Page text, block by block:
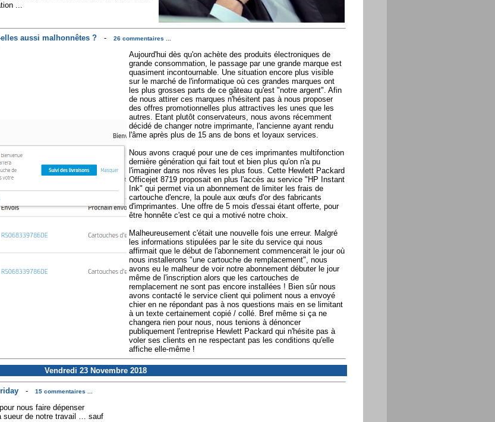
...
aussi malhonnêtes ?-
26 commentaires ...
Aujourd'hui dès qu'on achète des produits électroniques de
grande consommation, le passage par une grande marque est
quasiment incontournable. Une situation encore plus visible
sur le marché de l'informatique où ces grandes marques ont
les plus grosses parts de ce gâteau qu'est "notre argent". Afin
de nous attirer ces marques n'hésitent pas à nous proposer
des offres promotionnelles plus attractives les unes que les
autres. Etant plutôt conservateurs, nous avons récemment
décidé de changer notre imprimante, l'ancienne ayant rendu
l'âme après plus de 15 ans de bons et loyaux services.
Nous avons craqué pour une de ces imprimantes multifonction
dernière génération qui fait tout et bien plus qu'on n'a pu
l'imaginer dans nos rêves les plus fous. Cette Hewlett Packard
Officejet 8719 proposait en plus l'accès au service "HP Instant
Ink" qui permet via un abonnement de limiter les frais de
cartouche d'encre, la poule aux œufs d'or des fabricants
d'imprimantes. Une offre de 5 mois d'essai étant offerte, pour
être honnête c'est ce qui a motivé notre choix.
Malheureusement c'était une nouvelle fois une erreur. Malgré
les informations stipulées par le site du service qui nous
affirmait que le début de l'abonnement commencerait le jour où
nous installerons "une cartouche de remplacement", nous
avons eu le malheur de voir notre abonnement débuter le jour
même de l'inscription alors que les cartouches de
remplacement ne sont pas encore installées ! Bien sûr nous
avons contacté le service client qui poliment nous a envoyé
chier en ne répondant pas à nos questions mais en se limitant
à un texte certainement copié / collé. Bref même si ça ne
changera rien pour nous, nous tenions à dénoncer
publiquement l'entreprise Hewlett Packard qui n'hésite pas à
voler ses clients en ne respectant pas les conditions qu'elle
affiche elle-même !
Vendredi 23 Novembre 2018
-
15 commentaires ...
nous faire dépenser
sueur de notre travail … sauf